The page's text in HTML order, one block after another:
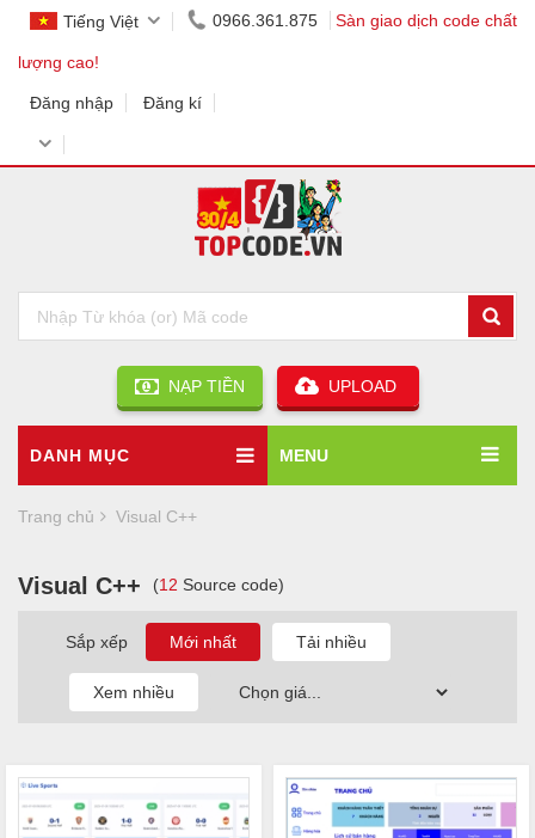
Tiếng Việt 0966.361.875 Sàn giao dịch code chất
lượng cao!
Đăng nhập Đăng kí
NẠP TIỀN UPLOAD
DANH MỤC MENU
Trang chủ Visual C++
Visual C++ (12 Source code)
Sắp xếp